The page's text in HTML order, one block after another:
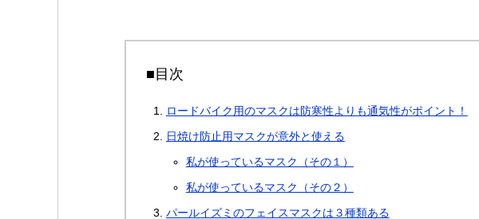
■目次
ロードバイク用のマスクは防寒性よりも通気性がポイント！
日焼け防止用マスクが意外と使える
私が使っているマスク（その１）
私が使っているマスク（その２）
パールイズミのフェイスマスクは３種類ある